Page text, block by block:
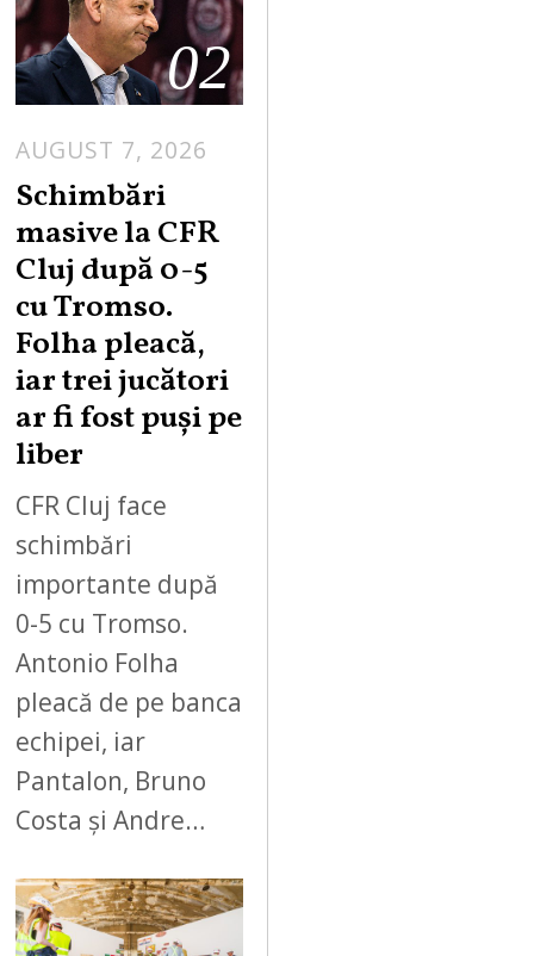
02
AUGUST 7, 2026
Schimbări
masive la CFR
Cluj după 0-5
cu Tromso.
Folha pleacă,
iar trei jucători
ar fi fost puși pe
liber
CFR Cluj face
schimbări
importante după
0-5 cu Tromso.
Antonio Folha
pleacă de pe banca
echipei, iar
Pantalon, Bruno
Costa și Andre…